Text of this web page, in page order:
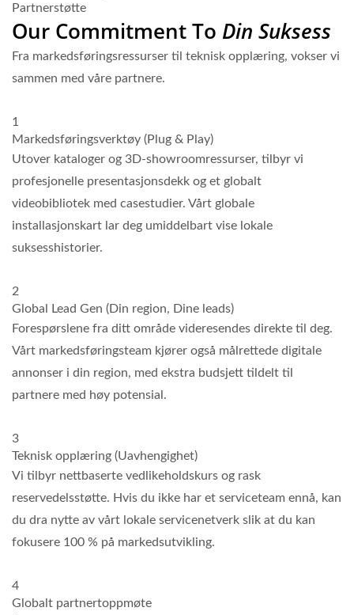
Partnerstøtte
Our Commitment To Din Suksess
Fra markedsføringsressurser til teknisk opplæring, vokser vi
sammen med våre partnere.
1
Markedsføringsverktøy (Plug & Play)
Utover kataloger og 3D-showroomressurser, tilbyr vi
profesjonelle presentasjonsdekk og et globalt
videobibliotek med casestudier. Vårt globale
installasjonskart lar deg umiddelbart vise lokale
suksesshistorier.
2
Global Lead Gen (Din region, Dine leads)
Forespørslene fra ditt område videresendes direkte til deg.
Vårt markedsføringsteam kjører også målrettede digitale
annonser i din region, med ekstra budsjett tildelt til
partnere med høy potensial.
3
Teknisk opplæring (Uavhengighet)
Vi tilbyr nettbaserte vedlikeholdskurs og rask
reservedelsstøtte. Hvis du ikke har et serviceteam ennå, kan
du dra nytte av vårt lokale servicenetverk slik at du kan
fokusere 100 % på markedsutvikling.
4
Globalt partnertoppmøte